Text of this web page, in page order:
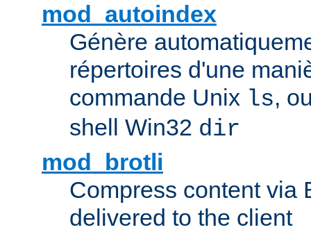
mod_autoindex
Génère
répertoires d'une
commande Unix ls,
shell Win32 dir
mod_brotli
Compress content via
delivered to the client